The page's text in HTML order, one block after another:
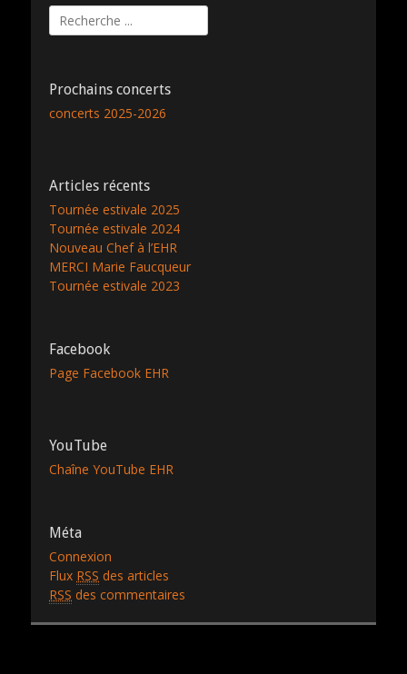
Rechercher :
Prochains concerts
concerts 2025-2026
Articles récents
Tournée estivale 2025
Tournée estivale 2024
Nouveau Chef à l’EHR
MERCI Marie Faucqueur
Tournée estivale 2023
Facebook
Page Facebook EHR
YouTube
Chaîne YouTube EHR
Méta
Connexion
Flux RSS des articles
RSS des commentaires